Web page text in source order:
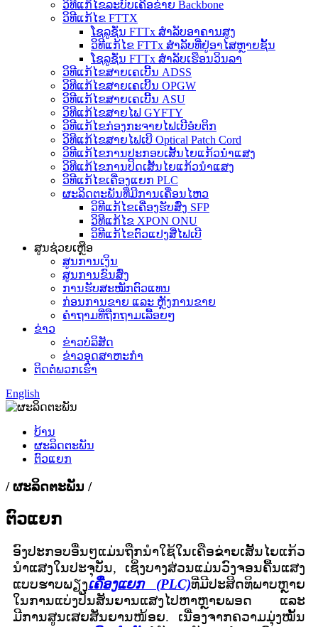
ວິທີແກ້ໄຂລະບົບເຄືອຂ່າຍ Backbone
ວິທີແກ້ໄຂ FTTX
ໂຊລູຊັ່ນ FTTx ສຳລັບອາຄານສູງ
ວິທີແກ້ໄຂ FTTx ສຳລັບທີ່ຢູ່ອາໄສຫຼາຍຊັ້ນ
ໂຊລູຊັ່ນ FTTx ສຳລັບເຮືອນວິນລາ
ວິທີແກ້ໄຂສາຍເຄເບີ້ນ ADSS
ວິທີແກ້ໄຂສາຍເຄເບີ້ນ OPGW
ວິທີແກ້ໄຂສາຍເຄເບີ້ນ ASU
ວິທີແກ້ໄຂສາຍໄຟ GYFTY
ວິທີແກ້ໄຂກ່ອງກະຈາຍໄຟເບີອໍບຕິກ
ວິທີແກ້ໄຂສາຍໄຟເບີ Optical Patch Cord
ວິທີແກ້ໄຂການປະກອບເສັ້ນໄຍແກ້ວນຳແສງ
ວິທີແກ້ໄຂການປິດເສັ້ນໄຍແກ້ວນຳແສງ
ວິທີແກ້ໄຂເຄື່ອງແຍກ PLC
ຜະລິດຕະພັນທີ່ມີການເຄື່ອນໄຫວ
ວິທີແກ້ໄຂເຄື່ອງຮັບສົ່ງ SFP
ວິທີແກ້ໄຂ XPON ONU
ວິທີແກ້ໄຂຕົວແປງສື່ໄຟເບີ
ສູນຊ່ວຍເຫຼືອ
ສູນການເງິນ
ສູນການຂົນສົ່ງ
ການຮັບສະໝັກຕົວແທນ
ກ່ອນການຂາຍ ແລະ ຫຼັງການຂາຍ
ຄຳຖາມທີ່ຖືກຖາມເລື້ອຍໆ
ຂ່າວ
ຂ່າວບໍລິສັດ
ຂ່າວອຸດສາຫະກຳ
ຕິດຕໍ່ພວກເຮົາ
English
ບ້ານ
ຜະລິດຕະພັນ
ຕົວແຍກ
/ ຜະລິດຕະພັນ /
ຕົວແຍກ
ອົງປະກອບອື່ນໆແມ່ນຖືກນໍາໃຊ້ໃນເຄືອຂ່າຍເສັ້ນໄຍແກ້ວ
ນໍາແສງໃນປະຈຸບັນ, ເຊິ່ງບາງສ່ວນແມ່ນວົງຈອນຄື້ນແສງ
ແບບຮາບພຽງເຄື່ອງແຍກ (PLC)ທີ່ມີປະສິດທິພາບຫຼາຍ
ໃນການແບ່ງປັນສັນຍານແສງໄປຫາຫຼາຍພອດ ແລະ
ມີການສູນເສຍສັນຍານໜ້ອຍ. ເນື່ອງຈາກຄວາມມຸ່ງໝັ້ນ